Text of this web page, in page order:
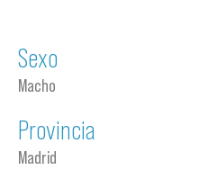
Sexo
Macho
Provincia
Madrid